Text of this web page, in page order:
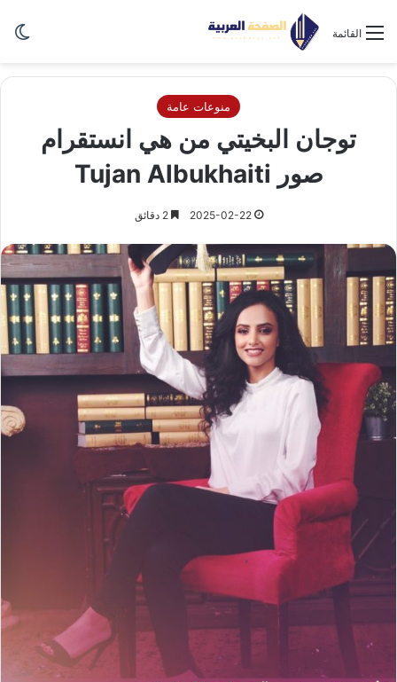
القائمة
منوعات عامة
توجان البخيتي من هي انستقرام
صور Tujan Albukhaiti
2025-02-22 2 دقائق